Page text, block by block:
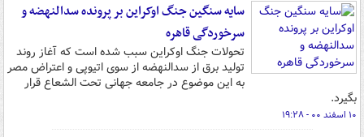
سایه سنگین جنگ اوکراین بر پرونده سدالنهضه و
سرخوردگی قاهره
تحولات جنگ اوکراین سبب شده است که آغاز روند
تولید برق از سدالنهضه از سوی اتیوپی و اعتراض مصر
به این موضوع در جامعه جهانی تحت الشعاع قرار
بگیرد.
۱۰ اسفند ۰۰ - ۱۹:۲۸